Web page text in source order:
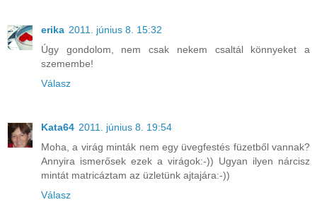
erika 2011. június 8. 15:32
Úgy gondolom, nem csak nekem csaltál könnyeket a
szemembe!
Válasz
Kata64 2011. június 8. 19:54
Moha, a virág minták nem egy üvegfestés füzetből vannak?
Annyira ismerősek ezek a virágok:-)) Ugyan ilyen nárcisz
mintát matricáztam az üzletünk ajtajára:-))
Válasz